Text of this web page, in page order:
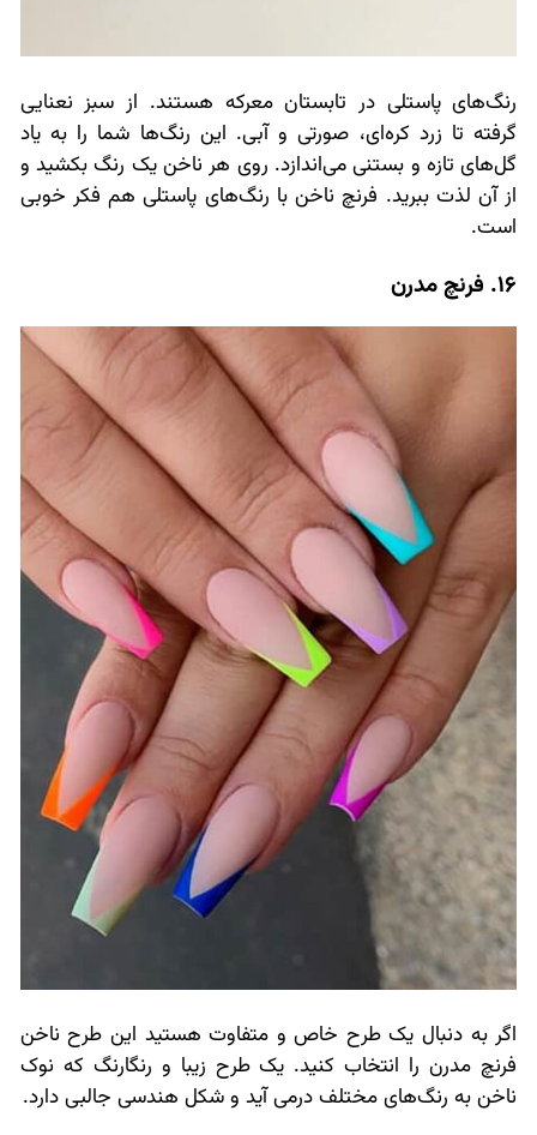
رنگ‌های پاستلی در تابستان معرکه هستند. از سبز نعنایی
گرفته تا زرد کره‌ای، صورتی و آبی. این رنگ‌ها شما را به یاد
گل‌های تازه و بستنی می‌اندازد. روی هر ناخن یک رنگ بکشید و
از آن لذت ببرید. فرنچ ناخن با رنگ‌های پاستلی هم فکر خوبی
است.
16. فرنچ مدرن
اگر به دنبال یک طرح خاص و متفاوت هستید این طرح ناخن
فرنچ مدرن را انتخاب کنید. یک طرح زیبا و رنگارنگ که نوک
ناخن به رنگ‌های مختلف درمی آید و شکل هندسی جالبی دارد.